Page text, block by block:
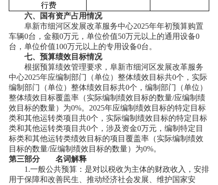
行费
六、国有资产占用情况
阜新市细河区发展改革服务中心2025年年初预算购置
车辆0台，金额0万元，单位价值50万元以上的通用设备0
台，单位价值100万元以上的专用设备0台。
七、预算绩效目标情况
根据预算绩效管理要求， 阜新市细河区发展改革服务
中心2025年应编制部门（单位）整体绩效目标共0个，实际
编制部门（单位）整体绩效目标共0个，编制部门（单位）
整体绩效目标覆盖率（实际编制绩效目标的数量/应编制绩
效目标的数量）为0%。2025年应编制绩效目标的特定目标
类和其他运转类项目共0个，实际编制绩效目标的特定目标
类和其他运转类项目共0个，涉及资金0万元，编制特定目
标类和其他运转类绩效目标的项目覆盖率（实际编制绩效
目标的数量/应编制绩效目标的数量）为0%。
第三部分 名词解释
1.一般公共预算：是对以税收为主体的财政收入，安排
用于保障和改善民生、推动经济社会发展、维护国家安